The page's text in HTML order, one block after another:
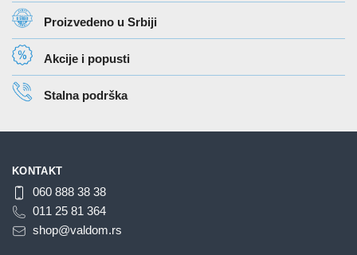
Proizvedeno u Srbiji
Akcije i popusti
Stalna podrška
KONTAKT
060 888 38 38
011 25 81 364
shop@valdom.rs